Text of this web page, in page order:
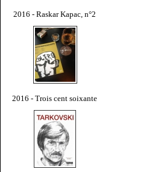
2016 - Raskar Kapac, n°2
2016 - Trois cent soixante